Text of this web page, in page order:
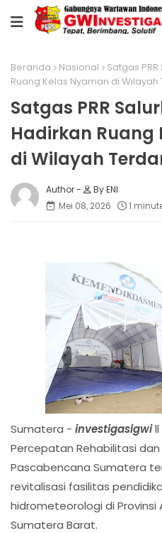
Beranda Nasional
Satgas
Ruang Kelas Nyaman di
Satgas PRR
Hadirkan Ruang
di Wilayah
By ENI
Mei 08, 2026
1
Sumatera - investigasigwill
Percepatan Rehabilitasi dan
Pascabencana Sumatera
revitalisasi fasilitas
hidrometeorologi di Provinsi
Sumatera Barat.